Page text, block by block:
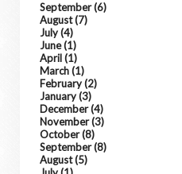
September(6)
August(7)
July(4)
June(1)
April(1)
March(1)
February(2)
January(3)
December(4)
November(3)
October(8)
September(8)
August(5)